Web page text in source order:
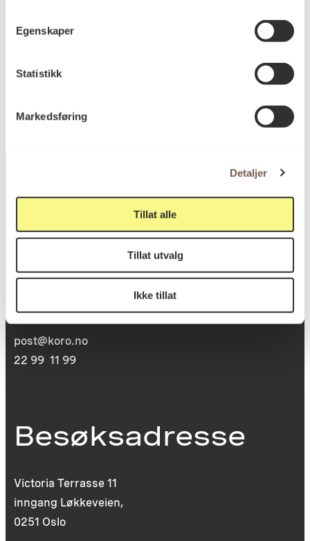
Egenskaper
Statistikk
Markedsføring
Detaljer
Tillat alle
Tillat utvalg
Ikke tillat
Reference
Postadresse
Postboks 6994
0130 Oslo
post@koro.no
22 99 11 99
Besøksadresse
Victoria Terrasse 11
inngang Løkkeveien,
0251 Oslo